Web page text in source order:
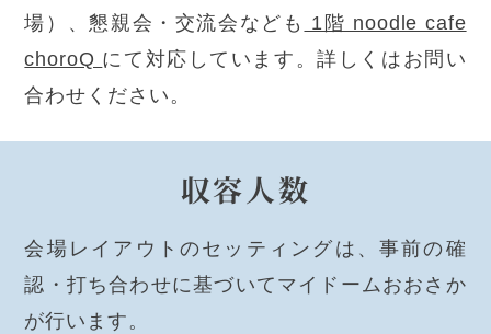
場）、懇親会・交流会なども 1階 noodle cafe
choroQ にて対応しています。詳しくはお問い
合わせください。
収容人数
会場レイアウトのセッティングは、事前の確
認・打ち合わせに基づいてマイドームおおさか
が行います。